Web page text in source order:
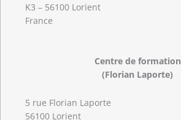
K3 – 56100 Lorient
France
Centre de formation
(Florian Laporte)
5 rue Florian Laporte
56100 Lorient